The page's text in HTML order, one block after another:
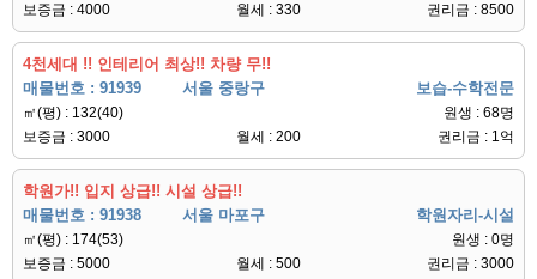
보증금 : 4000
월세 : 330 권리금 : 8500
4천세대 !! 인테리어 최상!! 차량 무!!
매물번호 : 91939
서울 중랑구 보습-수학전문
㎡(평) : 132(40)
원생 : 68명
보증금 : 3000
월세 : 200 권리금 : 1억
학원가!! 입지 상급!! 시설 상급!!
매물번호 : 91938
서울 마포구 학원자리-시설
㎡(평) : 174(53)
원생 : 0명
보증금 : 5000
월세 : 500 권리금 : 3000